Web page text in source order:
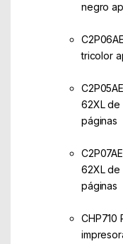
negro
tricolor
62XL
páginas
62XL de
páginas
CHP710